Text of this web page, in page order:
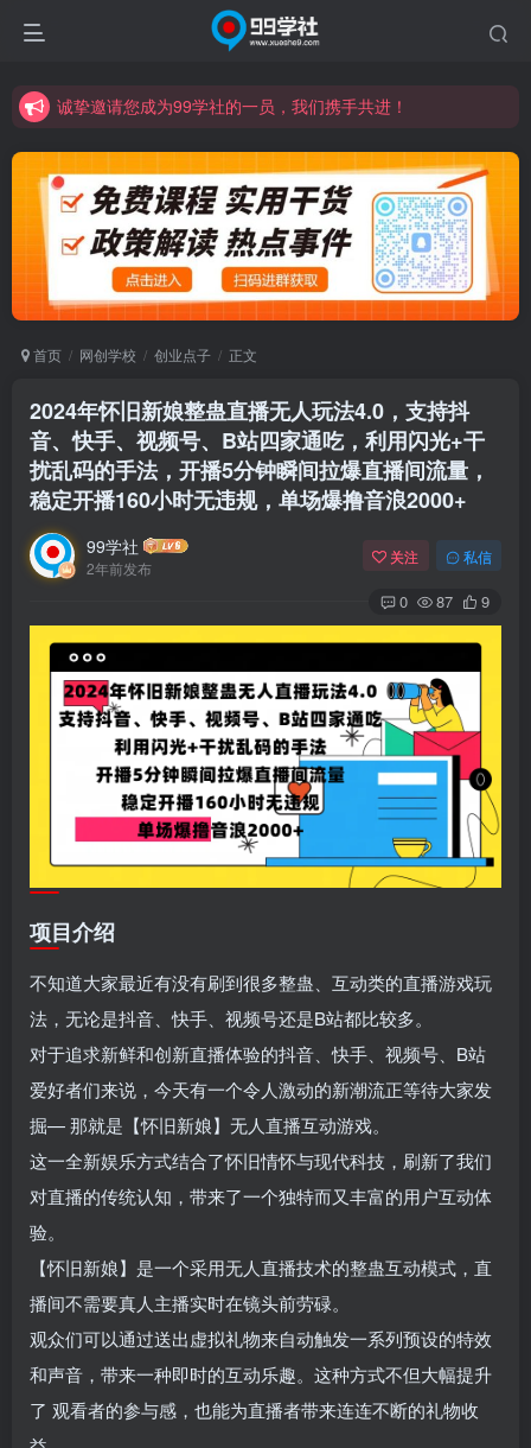
诚挚邀请您成为99学社的一员，我们携手共进！
诚挚邀请您成为99学社的一员，我们携手共进！
学习路上不孤独，99学社与你同行！分享全网优质VIP资源，炒股教程、创业教程、网络营销教程、自媒体短视频教程等，长期更新各大精品创业项目！
首页 网创学校 创业点子 正文
2024年怀旧新娘整蛊直播无人玩法4.0，支持抖
音、快手、视频号、B站四家通吃，利用闪光+干
扰乱码的手法，开播5分钟瞬间拉爆直播间流量，
稳定开播160小时无违规，单场爆撸音浪2000+
99学社
2年前发布
关注 私信
0 87 9
项目介绍
不知道大家最近有没有刷到很多整蛊、互动类的直播游戏玩
法，无论是抖音、快手、视频号还是B站都比较多。
对于追求新鲜和创新直播体验的抖音、快手、视频号、B站
爱好者们来说，今天有一个令人激动的新潮流正等待大家发
掘— 那就是【怀旧新娘】无人直播互动游戏。
这一全新娱乐方式结合了怀旧情怀与现代科技，刷新了我们
对直播的传统认知，带来了一个独特而又丰富的用户互动体
验。
【怀旧新娘】是一个采用无人直播技术的整蛊互动模式，直
播间不需要真人主播实时在镜头前劳碌。
观众们可以通过送出虚拟礼物来自动触发一系列预设的特效
和声音，带来一种即时的互动乐趣。这种方式不但大幅提升
了 观看者的参与感，也能为直播者带来连连不断的礼物收